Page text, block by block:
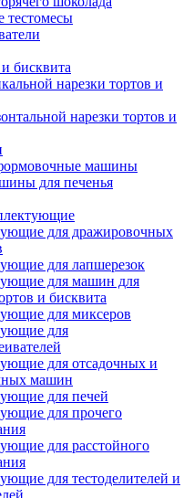
тестомесы
бисквита
нарезки тортов и
нарезки тортов и
машины
для печенья
для дражировочных
для лапшерезок
для машин для
и бисквита
для миксеров
для
для отсадочных и
машин
для печей
для прочего
для расстойного
для тестоделителей и